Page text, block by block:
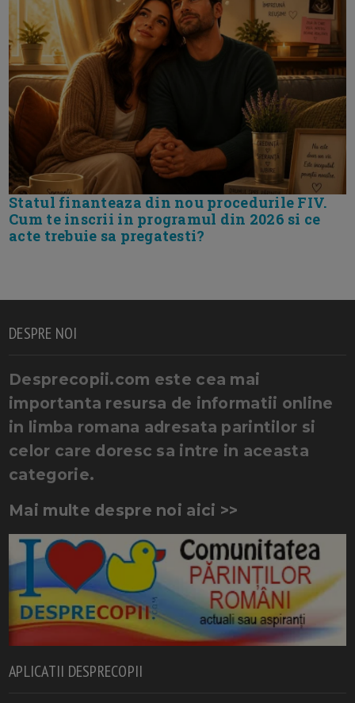
Statul finanteaza din nou procedurile FIV.
Cum te inscrii in programul din 2026 si ce
acte trebuie sa pregatesti?
DESPRE NOI
Desprecopii.com este cea mai
importanta resursa de informatii online
in limba romana adresata parintilor si
celor care doresc sa intre in aceasta
categorie.
Mai multe despre noi aici >>
APLICATII DESPRECOPII